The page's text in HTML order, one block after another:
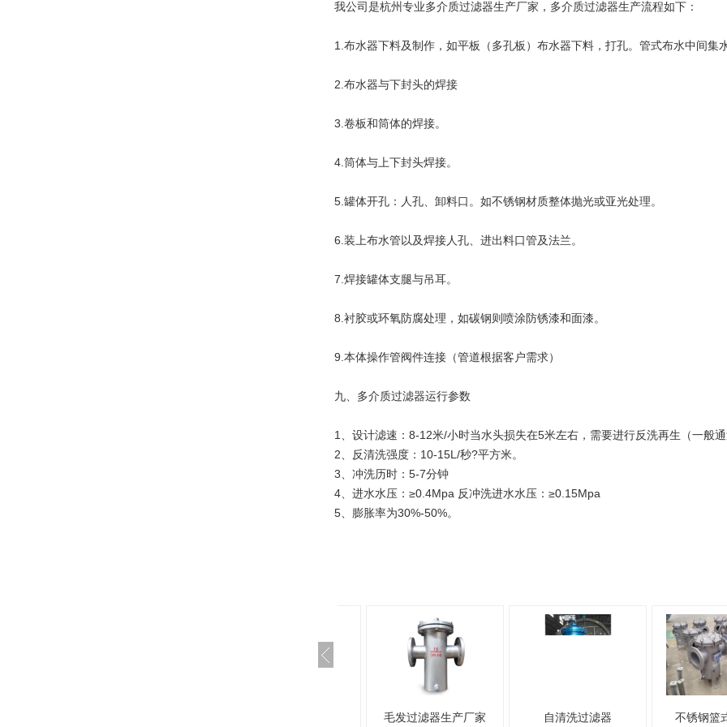
我公司是杭州专业多介质过滤器生产厂家，多介质过滤器生产流程如下：
1.布水器下料及制作，如平板（多孔板）布水器下料，打孔。管式布水中间集
2.布水器与下封头的焊接
3.卷板和筒体的焊接。
4.筒体与上下封头焊接。
5.罐体开孔：人孔、卸料口。如不锈钢材质整体抛光或亚光处理。
6.装上布水管以及焊接人孔、进出料口管及法兰。
7.焊接罐体支腿与吊耳。
8.衬胶或环氧防腐处理，如碳钢则喷涂防锈漆和面漆。
9.本体操作管阀件连接（管道根据客户需求）
九、多介质过滤器运行参数
1、设计滤速：8-12米/小时当水头损失在5米左右，需要进行反洗再生（一般
2、反清洗强度：10-15L/秒?平方米。
3、冲洗历时：5-7分钟
4、进水水压：≥0.4Mpa 反冲洗进水水压：≥0.15Mpa
5、膨胀率为30%-50%。
自清洗过滤器 不锈钢篮式过滤器 紫外线水